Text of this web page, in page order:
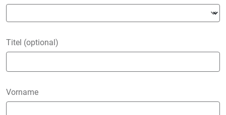
Titel (optional)
Vorname